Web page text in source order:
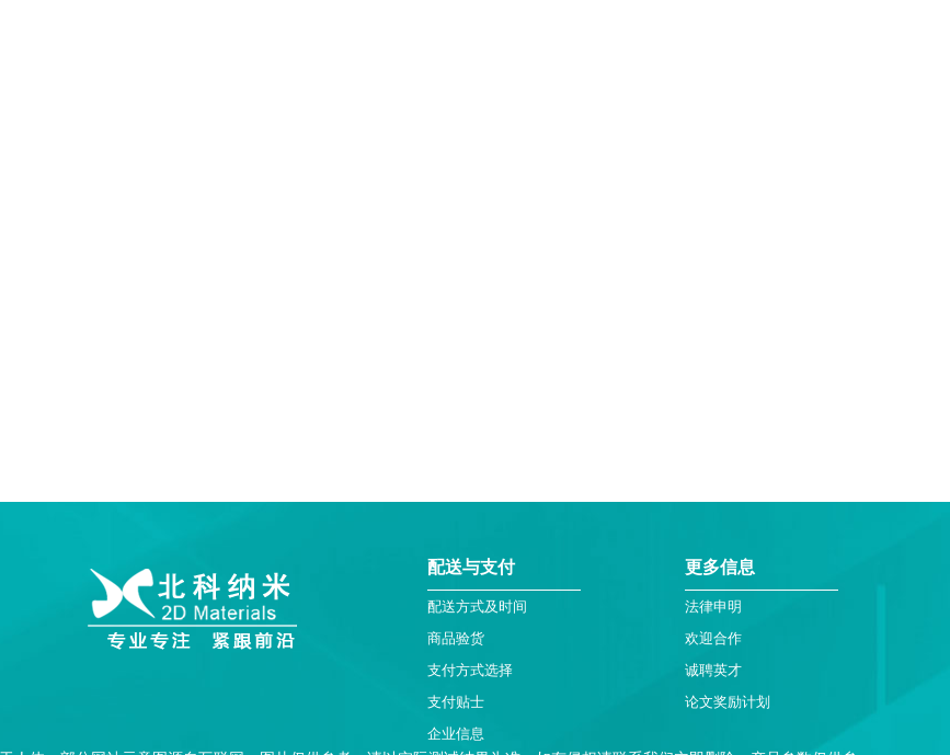
配送与支付
配送方式及时间
商品验货
支付方式选择
支付贴士
企业信息
更多信息
法律申明
欢迎合作
诚聘英才
论文奖励计划